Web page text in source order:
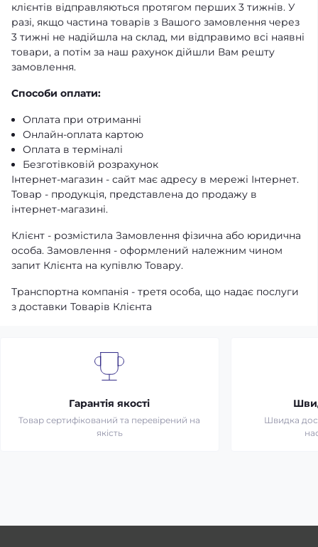
клієнтів відправляються протягом перших 3 тижнів. У
разі, якщо частина товарів з Вашого замовлення через
3 тижні не надійшла на склад, ми відправимо всі наявні
товари, а потім за наш рахунок дійшли Вам решту
замовлення.
Способи оплати:
Оплата при отриманні
Онлайн-оплата картою
Оплата в терміналі
Безготівковій розрахунок
Інтернет-магазин - сайт має адресу в мережі Інтернет.
Товар - продукція, представлена ​​до продажу в
інтернет-магазині.
Клієнт - розмістила Замовлення фізична або юридична
особа. Замовлення - оформлений належним чином
запит Клієнта на купівлю Товару.
Транспортна компанія - третя особа, що надає послуги
з доставки Товарів Клієнта
Гарантія якості
Товар сертифікований та перевірений на
якість
Швидка